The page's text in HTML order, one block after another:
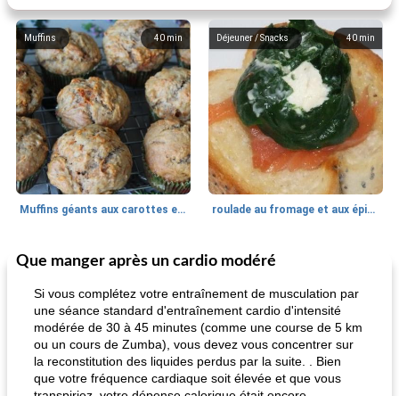
40 min
Muffins
Muffins géants aux carottes et à la banane de Nif
40 min
Déjeuner / Snacks
roulade au fromage et aux épinards
30min
Marques de confiance: recettes et
astuces
Viande et volaille
Que manger après un cardio modéré
Si vous complétez votre entraînement de musculation par
une séance standard d'entraînement cardio d'intensité
modérée de 30 à 45 minutes (comme une course de 5 km
ou un cours de Zumba), vous devez vous concentrer sur
la reconstitution des liquides perdus par la suite. . Bien
que votre fréquence cardiaque soit élevée et que vous